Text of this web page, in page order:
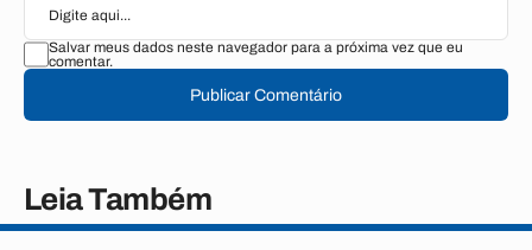
Salvar meus dados neste navegador para a próxima vez que eu
comentar.
Publicar Comentário
Leia Também